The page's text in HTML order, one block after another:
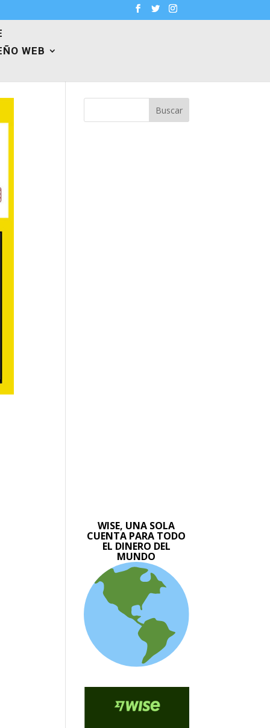
WEB
Buscar
WISE, UNA SOLA
CUENTA PARA TODO
EL DINERO DEL
MUNDO